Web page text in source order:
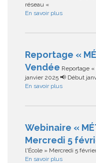
réseau «
En savoir plus
Reportage «
Vendée Reportage
janvier 2025 📢 Début
En savoir plus
Webinaire «
Mercredi 5
l'École » Mercredi 5
En savoir plus